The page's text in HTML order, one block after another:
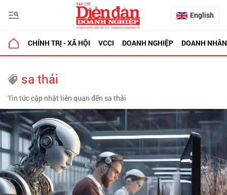
English
CHÍNH TRỊ - XÃ HỘI VCCI DOANH NGHIỆP DOANH NHÂN
sa thải
Tin tức cập nhật liên quan đến sa thải